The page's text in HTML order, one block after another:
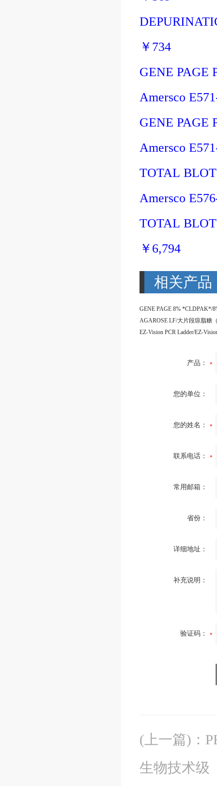
￥ 734
GENE PAGE
Amersco
GENE PAGE
Amersco
TOTAL
Amersco
TOTAL
￥ 6,794
相关产品
产品：
您的单位：
您的姓名：
联系电话：
常用邮箱：
省份：
详细地址：
补充说明：
验证码：
(上一篇) ：
生物技术级